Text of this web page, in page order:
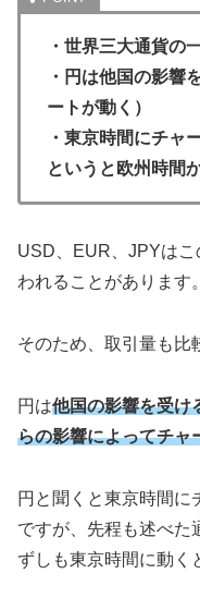
・世界三大通貨の
・円は他国の影響
ートが動く）
・東京時間にチャ
というと欧州時間
USD、EUR、JPYは
われることがあります。
そのため、取引量も比
円は他国の影響を受け
らの影響によってチャ
円と聞くと東京時間に
ですが、先程も述べた
ずしも東京時間に動く